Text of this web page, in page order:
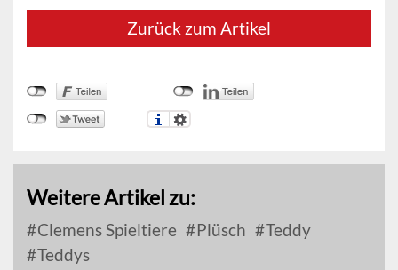
Zurück zum Artikel
Weitere Artikel zu:
Clemens Spieltiere Plüsch
Teddy
Teddys